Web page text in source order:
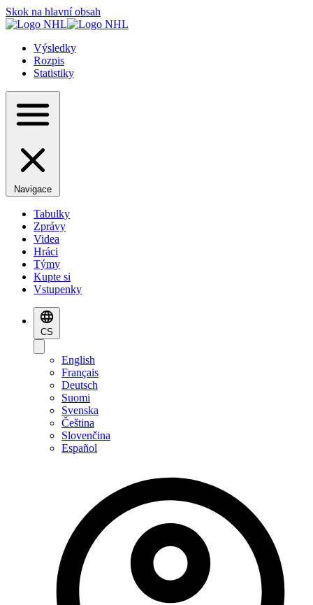
Skok na hlavní obsah
Výsledky
Rozpis
Statistiky
Navigace
Tabulky
Zprávy
Videa
Hráci
Týmy
Kupte si
Vstupenky
CS
English
Français
Deutsch
Suomi
Svenska
Čeština
Slovenčina
Español